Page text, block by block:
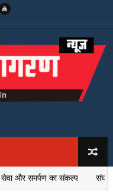
समर्पण का संकल्प संघर्षों की